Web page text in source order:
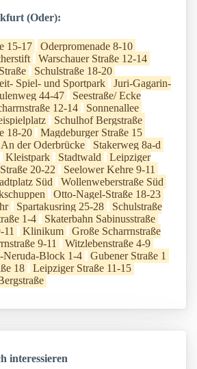
(Oder):
15-17
Oderpromenade 8-10
Warschauer Straße 12-14
Schulstraße 18-20
Spiel- und Sportpark
Juri-Gagarin-
44-47
Seestraße/ Ecke
12-14
Sonnenallee
Schulhof Bergstraße
18-20
Magdeburger Straße 15
An der Oderbrücke
Stakerweg 8a-d
Kleistpark Stadtwald
Leipziger
20-22
Seelower Kehre 9-11
Süd
Wollenweberstraße Süd
Otto-Nagel-Straße 18-23
Spartakusring 25-28
Schulstraße
1-4
Skaterbahn Sabinusstraße
Klinikum
Große Scharrnstraße
9-11
Witzlebenstraße 4-9
Neruda-Block 1-4
Gubener Straße 1
18
Leipziger Straße 11-15
interessieren